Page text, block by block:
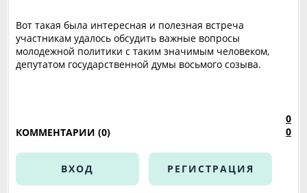
Вот такая была интересная и полезная встреча
участникам удалось обсудить важные вопросы
молодежной политики с таким значимым человеком,
депутатом государственной думы восьмого созыва.
0
0
КОММЕНТАРИИ (0)
ВХОД РЕГИСТРАЦИЯ